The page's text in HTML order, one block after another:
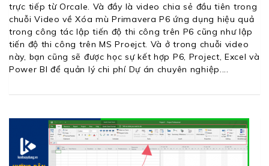
trực tiếp từ Orcale. Và đầy là video chia sẻ đầu tiên trong
chuỗi Video về Xóa mù Primavera P6 ứng dụng hiệu quả
trong công tác lập tiến độ thi công trên P6 cũng như lập
tiến độ thi công trên MS Proejct. Và ở trong chuỗi video
này, bạn cũng sẽ được học sự kết hợp P6, Project, Excel và
Power BI để quản lý chi phí Dự án chuyên nghiệp.